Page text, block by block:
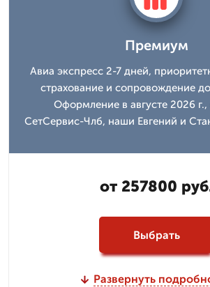
Премиум
Авиа экспресс 2-7 дней,
страхование и сопровождение
Оформление в августе 2026 г.,
СетСервис-Члб, наши Евгений и
от 257800
Выбрать
Развернуть